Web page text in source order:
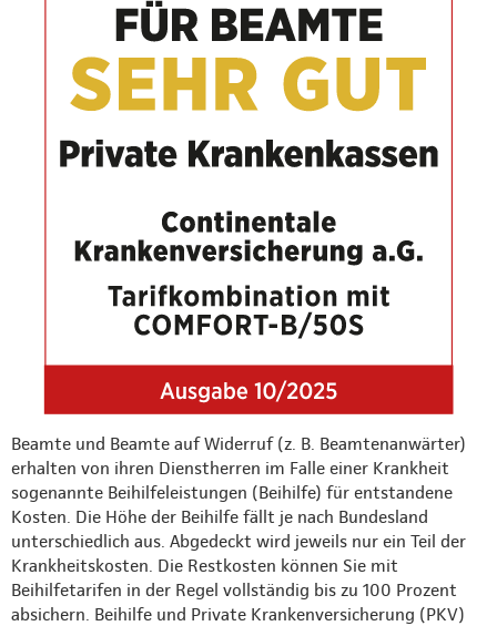
Beamte und Beamte auf Widerruf (z. B. Beamtenanwärter)
erhalten von ihren Dienstherren im Falle einer Krankheit
sogenannte Beihilfeleistungen (Beihilfe) für entstandene
Kosten. Die Höhe der Beihilfe fällt je nach Bundesland
unterschiedlich aus. Abgedeckt wird jeweils nur ein Teil der
Krankheitskosten. Die Restkosten können Sie mit
Beihilfetarifen in der Regel vollständig bis zu 100 Prozent
absichern. Beihilfe und Private Krankenversicherung (PKV)